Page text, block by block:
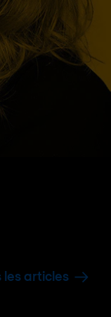
les articles